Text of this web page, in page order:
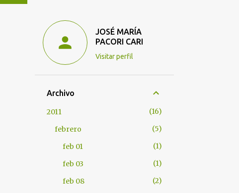
JOSÉ MARÍA
PACORI CARI
Visitar perfil
Archivo
2011
16
febrero
5
feb 01
1
feb 03
1
feb 08
2